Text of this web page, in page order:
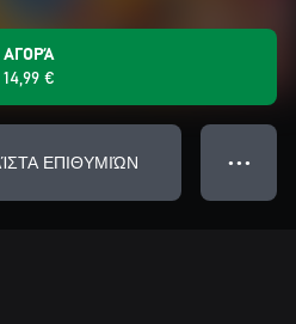
ΑΓΟΡΆ
14,99 €
ΕΠΙΘΥΜΙΏΝ ● ● ●